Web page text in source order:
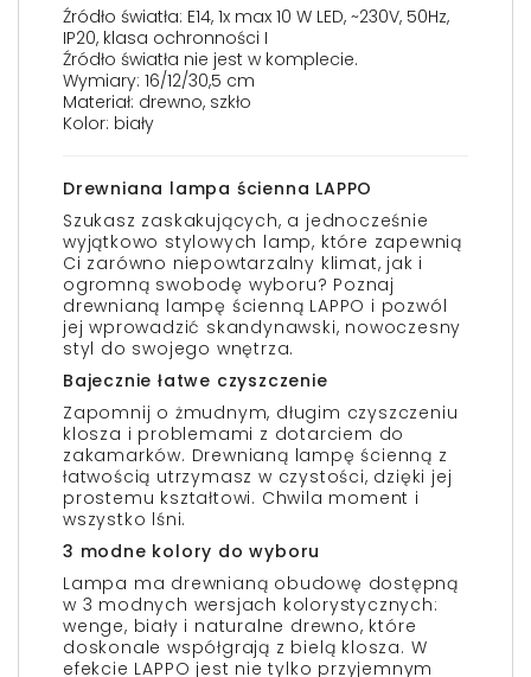
Źródło światła: E14, 1x max 10 W LED, ~230V, 50Hz,
IP20, klasa ochronności I
Źródło światła nie jest w komplecie.
Wymiary: 16/12/30,5 cm
Materiał: drewno, szkło
Kolor: biały
Drewniana lampa ścienna LAPPO
Szukasz zaskakujących, a jednocześnie
wyjątkowo stylowych lamp, które zapewnią
Ci zarówno niepowtarzalny klimat, jak i
ogromną swobodę wyboru? Poznaj
drewnianą lampę ścienną LAPPO i pozwól
jej wprowadzić skandynawski, nowoczesny
styl do swojego wnętrza.
Bajecznie łatwe czyszczenie
Zapomnij o żmudnym, długim czyszczeniu
klosza i problemami z dotarciem do
zakamarków. Drewnianą lampę ścienną z
łatwością utrzymasz w czystości, dzięki jej
prostemu kształtowi. Chwila moment i
wszystko lśni.
3 modne kolory do wyboru
Lampa ma drewnianą obudowę dostępną
w 3 modnych wersjach kolorystycznych:
wenge, biały i naturalne drewno, które
doskonale współgrają z bielą klosza. W
efekcie LAPPO jest nie tylko przyjemnym